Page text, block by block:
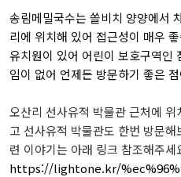
송림메밀국수는 쏠비치 양양에서
리에 위치해 있어 접근성이 매우
유치원이 있어 어린이 보호구역인
임이 없어 언제든 방문하기 좋은
오산리 선사유적 박물관 근처에
고 선사유적 박물관도 한번 방문
련 이야기는 아래 링크 참조해주세
https://lightone.kr/